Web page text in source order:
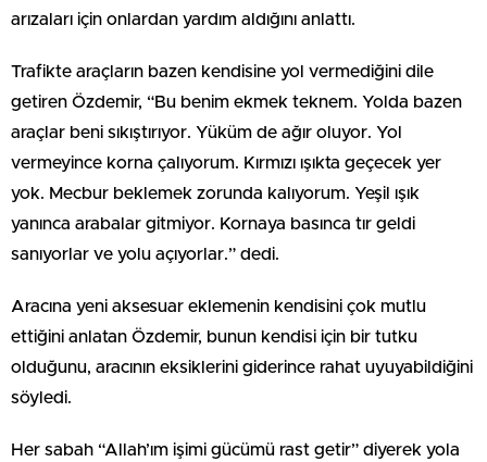
arızaları için onlardan yardım aldığını anlattı.
Trafikte araçların bazen kendisine yol vermediğini dile
getiren Özdemir, “Bu benim ekmek teknem. Yolda bazen
araçlar beni sıkıştırıyor. Yüküm de ağır oluyor. Yol
vermeyince korna çalıyorum. Kırmızı ışıkta geçecek yer
yok. Mecbur beklemek zorunda kalıyorum. Yeşil ışık
yanınca arabalar gitmiyor. Kornaya basınca tır geldi
sanıyorlar ve yolu açıyorlar.” dedi.
Aracına yeni aksesuar eklemenin kendisini çok mutlu
ettiğini anlatan Özdemir, bunun kendisi için bir tutku
olduğunu, aracının eksiklerini giderince rahat uyuyabildiğini
söyledi.
Her sabah “Allah’ım işimi gücümü rast getir” diyerek yola